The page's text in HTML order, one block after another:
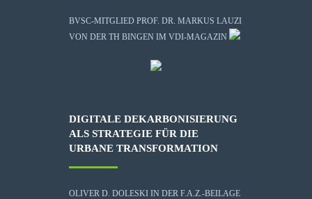
BVSC-MITGLIED PROF. DR. MARKUS LAUZI
VON DER TH BINGEN IM VDI-MAGAZIN
DIGITALE DEKARBONISIERUNG
ALS STRATEGIE FÜR DIE
URBANE TRANSFORMATION
OLIVER D. DOLESKI IN DER F.A.Z.-BEILAGE